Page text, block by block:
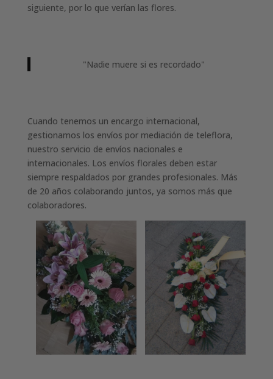
siguiente, por lo que verían las flores.
"Nadie muere si es recordado"
Cuando tenemos un encargo internacional,
gestionamos los envíos por mediación de teleflora,
nuestro servicio de envíos nacionales e
internacionales. Los envíos florales deben estar
siempre respaldados por grandes profesionales. Más
de 20 años colaborando juntos, ya somos más que
colaboradores.